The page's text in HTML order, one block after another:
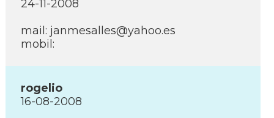
24-11-2008
mail: janmesalles@yahoo.es
mobil:
rogelio
16-08-2008